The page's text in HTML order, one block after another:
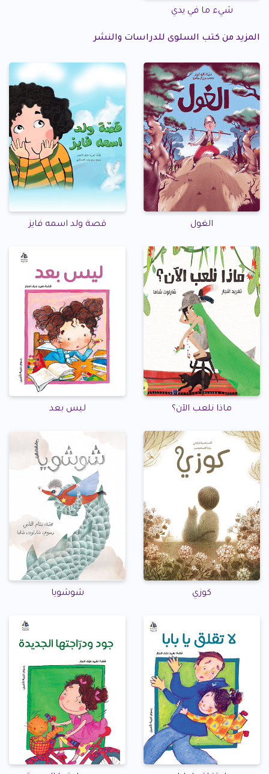
شيء ما في يدي
المزيد من كتب السلوى للدراسات والنشر
الغول قصة ولد اسمه فايز
ماذا نلعب الآن؟ ليس بعد
كوزي شوشويا